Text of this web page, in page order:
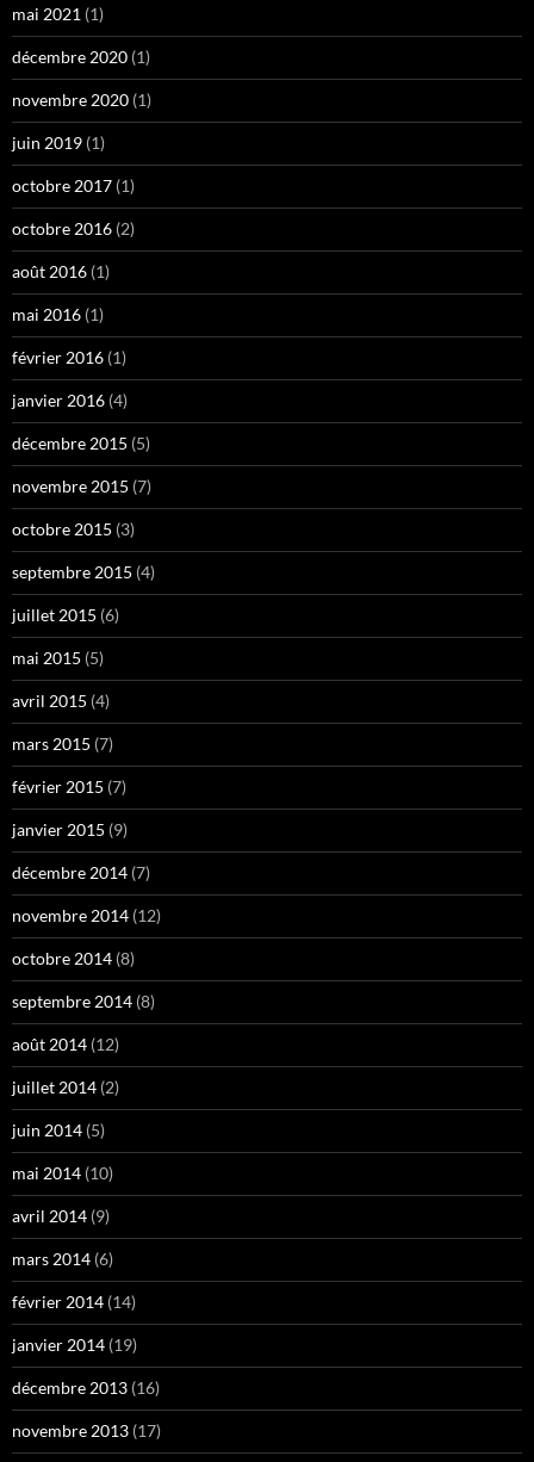
mai 2021 (1)
décembre 2020 (1)
novembre 2020 (1)
juin 2019 (1)
octobre 2017 (1)
octobre 2016 (2)
août 2016 (1)
mai 2016 (1)
février 2016 (1)
janvier 2016 (4)
décembre 2015 (5)
novembre 2015 (7)
octobre 2015 (3)
septembre 2015 (4)
juillet 2015 (6)
mai 2015 (5)
avril 2015 (4)
mars 2015 (7)
février 2015 (7)
janvier 2015 (9)
décembre 2014 (7)
novembre 2014 (12)
octobre 2014 (8)
septembre 2014 (8)
août 2014 (12)
juillet 2014 (2)
juin 2014 (5)
mai 2014 (10)
avril 2014 (9)
mars 2014 (6)
février 2014 (14)
janvier 2014 (19)
décembre 2013 (16)
novembre 2013 (17)